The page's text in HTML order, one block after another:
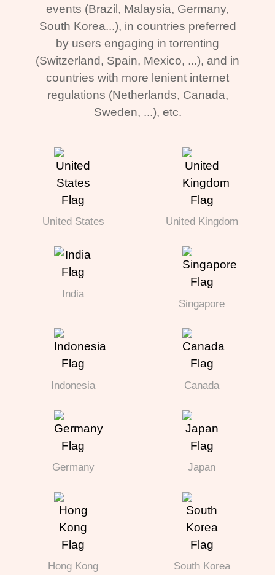
events (Brazil, Malaysia, Germany,
South Korea...), in countries preferred
by users engaging in torrenting
(Switzerland, Spain, Mexico, ...), and in
countries with more lenient internet
regulations (Netherlands, Canada,
Sweden, ...), etc.
United States United Kingdom
India
Singapore
Indonesia Canada
Germany Japan
Hong Kong South Korea